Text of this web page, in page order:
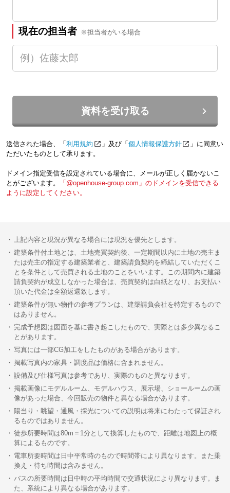
現在の担当者 ※担当者がいる場合
資料を受け取る
送信された場合、「 利用規約 」及び「 個人情報保護方針
」に同意い
ただいたものとして承ります。
ドメイン指定受信を設定されている場合に、メールが正しく届かないこ
とがございます。
「@openhouse-group.com」のドメインを受信できる
ように設定してください。
上記内容と現況が異なる場合には現況を優先とします。
建築条件付土地とは、土地売買契約後、一定期間以内に土地の売主ま
たは売主の指定する建築業者と、建築請負契約を締結していただくこ
とを条件として売買される土地のことをいいます。この期間内に建築
請負契約が成立しなかった場合は、売買契約は白紙となり、お支払い
頂いた代金は全額返還致します。
建築条件が無い物件の参考プランは、建築請負会社を特定するもので
はありません。
完成予想図は図面を基に書き起こしたもので、実際とは多少異なるこ
とがあります。
写真には一部CG加工をしたものがある場合があります。
掲載写真内の家具・調度品は価格に含まれません。
設備及び仕様写真は参考であり、実際のものと異なります。
掲載画像にモデルルーム、モデルハウス、展示場、ショールームの画
像があった場合、今回販売の物件と異なる場合があります。
陽当り・眺望・通風・採光についての説明は将来にわたって保証され
るものではありません。
徒歩所要時間は80m＝1分として換算したもので、距離は地図上の概
算によるものです。
電車所要時間は日中平常時のもので時間帯により異なります。また乗
換え・待ち時間は含みません。
バスの所要時間は日中時の平均時間で交通状況により異なります。ま
た、系統により異なる場合があります。